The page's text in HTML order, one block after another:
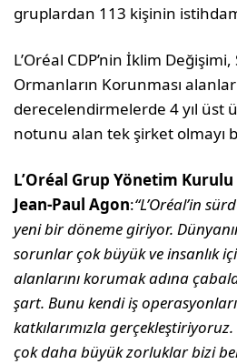
gruplardan 113 kişinin
L’Oréal CDP’nin İklim
Ormanların Korunması
derecelendirmelerde 4 yıl üst
notunu alan tek şirket olmayı
L’Oréal Grup Yönetim Kurulu
Jean-Paul Agon:“L’Oréal’in
yeni bir döneme giriyor.
sorunlar çok büyük ve insanlık
alanlarını korumak adına
şart. Bunu kendi iş
katkılarımızla
çok daha büyük zorluklar bizi